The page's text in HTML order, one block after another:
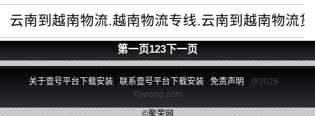
云南到越南物流.越南物流专线.云南到越南物流
第一页123下一页
关于壹号平台下载安装 联系壹号平台下载安装| 免责声明
@2026
©jvrong.com
©聚荣网